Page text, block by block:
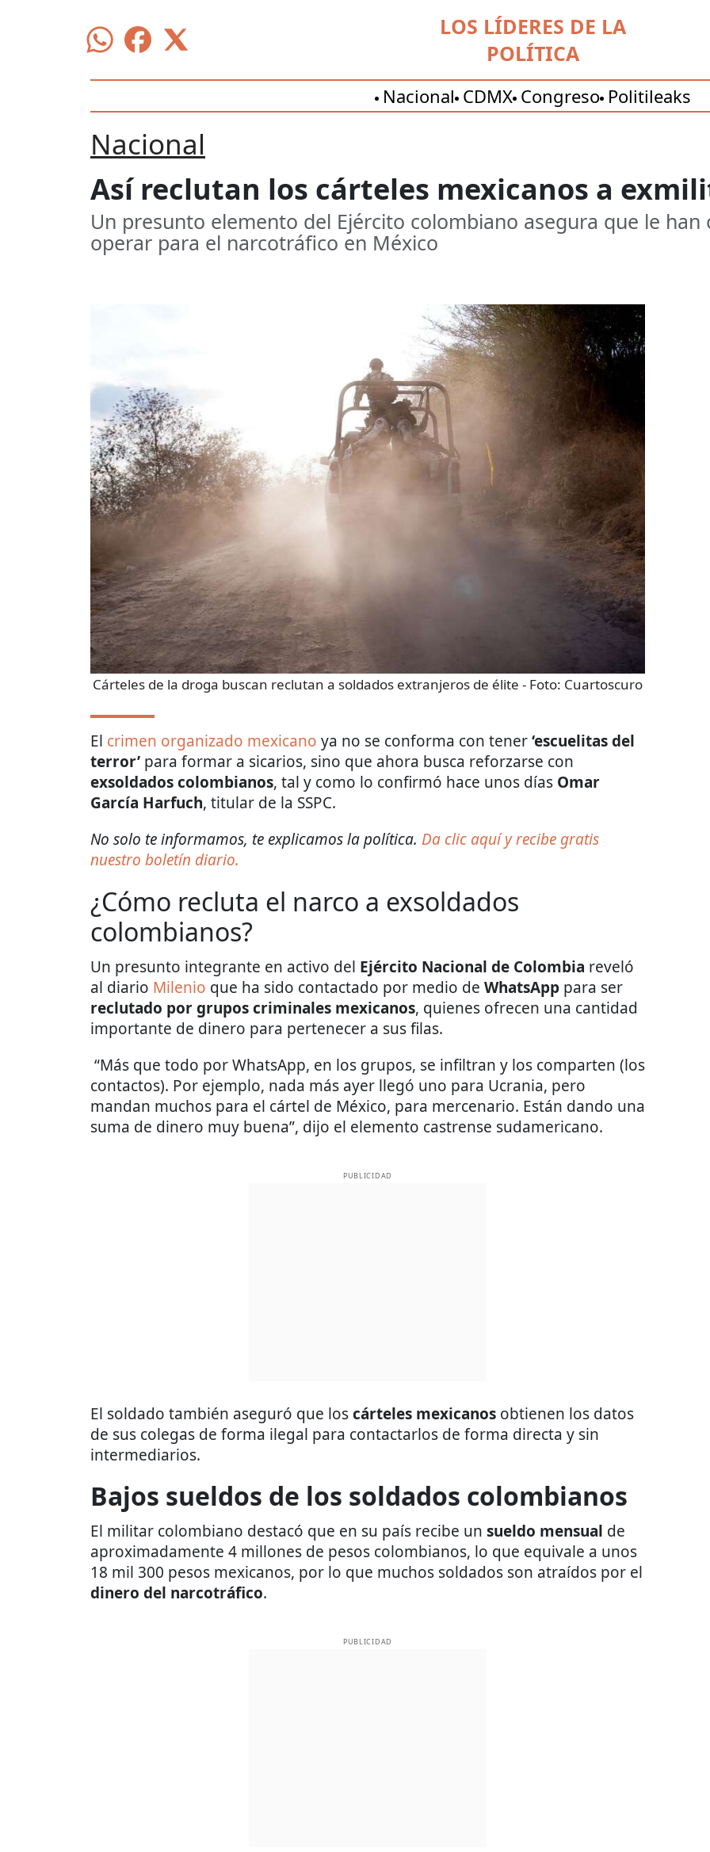
LOS LÍDERES DE LA
POLÍTICA
Nacional CDMX Congreso Politileaks
Nacional
Así reclutan los cárteles mexicanos a
Un presunto elemento del Ejército colombiano asegura que le
operar para el narcotráfico en México
Cárteles de la droga buscan reclutan a soldados extranjeros de élite - Foto: Cuartoscuro
El crimen organizado mexicano ya no se conforma con tener‘escuelitas del
terror’ para formar a sicarios, sino que ahora busca reforzarse con
exsoldados colombianos, tal y como lo confirmó hace unos días Omar
García Harfuch, titular de la SSPC.
No solo te informamos, te explicamos la política. Da clic aquí y recibe gratis
nuestro boletín diario.
¿Cómo recluta el narco a exsoldados
colombianos?
Un presunto integrante en activo del Ejército Nacional de Colombia reveló
al diario Milenio que ha sido contactado por medio de WhatsApp para ser
reclutado por grupos criminales mexicanos, quienes ofrecen una cantidad
importante de dinero para pertenecer a sus filas.
“Más que todo por WhatsApp, en los grupos, se infiltran y los comparten (los
contactos). Por ejemplo, nada más ayer llegó uno para Ucrania, pero
mandan muchos para el cártel de México, para mercenario. Están dando una
suma de dinero muy buena”, dijo el elemento castrense sudamericano.
PUBLICIDAD
El soldado también aseguró que loscárteles mexicanos obtienen los datos
de sus colegas de forma ilegal para contactarlos de forma directa y sin
intermediarios.
Bajos sueldos de los soldados colombianos
El militar colombiano destacó que en su país recibe un sueldo mensual de
aproximadamente 4 millones de pesos colombianos, lo que equivale a unos
18 mil 300 pesos mexicanos, por lo que muchos soldados son atraídos por el
dinero del narcotráfico.
PUBLICIDAD